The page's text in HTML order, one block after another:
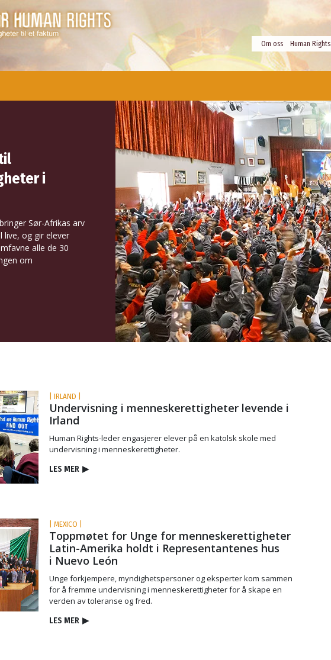
Om oss Human Rights
i
Sør-Afrikas arv
live, og gir elever
alle de 30
om
| IRLAND |
Undervisning i menneskerettigheter levende i
Irland
Human Rights-leder engasjerer elever på en katolsk skole med
undervisning i menneskerettigheter.
LES MER ▶
| MEXICO |
Toppmøtet for Unge for menneskerettigheter
Latin-Amerika holdt i Representantenes hus
i Nuevo León
Unge forkjempere, myndighetspersoner og eksperter kom sammen
for å fremme undervisning i menneskerettigheter for å skape en
verden av toleranse og fred.
LES MER ▶